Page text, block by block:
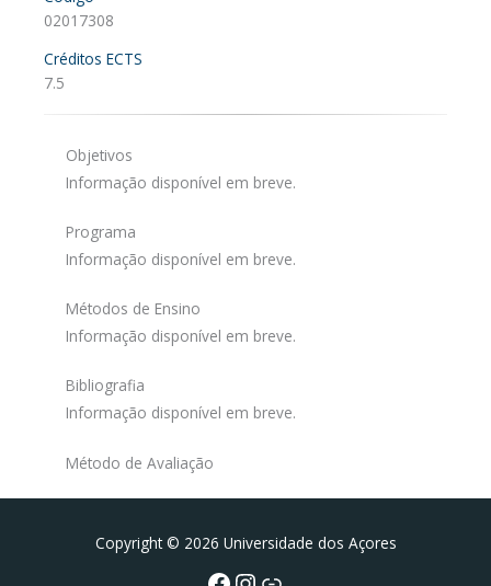
02017308
Créditos ECTS
7.5
Objetivos
Informação disponível em breve.
Programa
Informação disponível em breve.
Métodos de Ensino
Informação disponível em breve.
Bibliografia
Informação disponível em breve.
Método de Avaliação
Copyright © 2026 Universidade dos Açores
Facebook
Instagram da FCTPortal da UAc